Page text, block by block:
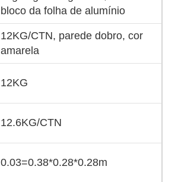
bloco da folha de alumínio
12KG/CTN, parede dobro, cor
amarela
12KG
12.6KG/CTN
0.03=0.38*0.28*0.28m